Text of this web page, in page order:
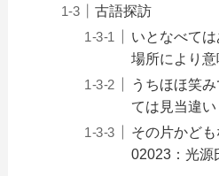
古語探訪
いとなべて
場所により
うちほほ笑
ては見当違い
その片かど
02023：光源